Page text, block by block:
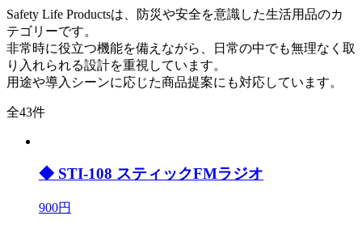
Safety Life Productsは、防災や安全を意識した生活用品のカ
テゴリーです。
非常時に役立つ機能を備えながら、日常の中でも無理なく取
り入れられる設計を重視しています。
用途や導入シーンに応じた商品提案にも対応しています。
全43件
◆ STI-108 スティックFMラジオ
900円